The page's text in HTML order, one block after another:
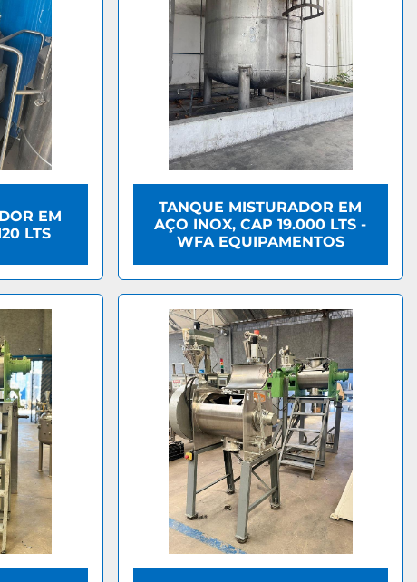
EM
LTS
TANQUE MISTURADOR EM
AÇO INOX, CAP 19.000 LTS -
WFA EQUIPAMENTOS